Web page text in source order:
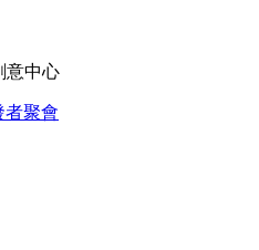
意中心
聚會